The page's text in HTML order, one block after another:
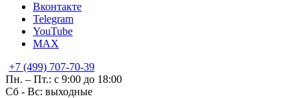
Вконтакте
Telegram
YouTube
MAX
+7 (499) 707-70-39
Пн. – Пт.: с 9:00 до 18:00
Сб - Вс: выходные